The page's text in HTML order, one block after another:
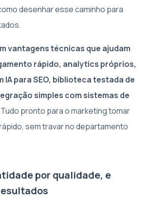
desenhar esse caminho para
vantagens técnicas que ajudam
rápido, analytics próprios,
IA para SEO, biblioteca testada de
simples com sistemas de
Tudo pronto para o marketing tomar
sem travar no departamento
por qualidade, e